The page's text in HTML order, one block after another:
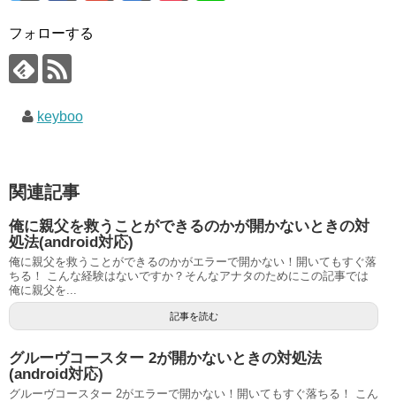
フォローする
keyboo
関連記事
俺に親父を救うことができるのかが開かないときの対
処法(android対応)
俺に親父を救うことができるのかがエラーで開かない！開いてもすぐ落
ちる！ こんな経験はないですか？そんなアナタのためにこの記事では
俺に親父を...
記事を読む
グルーヴコースター 2が開かないときの対処法
(android対応)
グルーヴコースター 2がエラーで開かない！開いてもすぐ落ちる！ こん